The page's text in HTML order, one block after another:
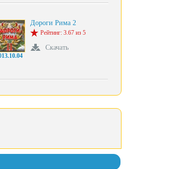
Дороги Рима 2
Рейтинг: 3.67 из 5
Скачать